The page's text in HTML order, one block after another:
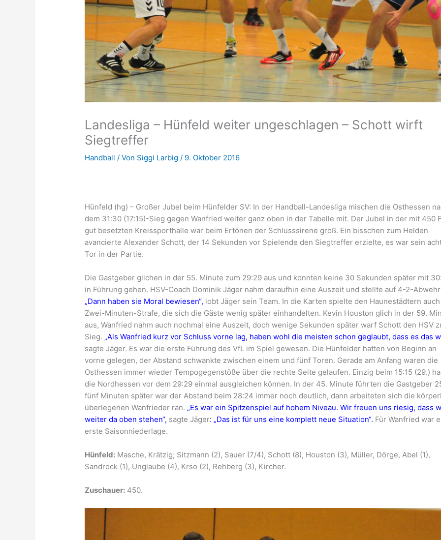
Landesliga – Hünfeld weiter ungeschlagen – Schott wirft
Siegtreffer
Handball / Von Siggi Larbig / 9. Oktober 2016
Hünfeld (hg) – Großer Jubel beim Hünfelder SV: In der Handball-Landesliga mischen die Osthessen
dem 31:30 (17:15)-Sieg gegen Wanfried weiter ganz oben in der Tabelle mit. Der Jubel in der mit 450
gut besetzten Kreissporthalle war beim Ertönen der Schlusssirene groß. Ein bisschen zum Helden
avancierte Alexander Schott, der 14 Sekunden vor Spielende den Siegtreffer erzielte, es war sein
Tor in der Partie.
Die Gastgeber glichen in der 55. Minute zum 29:29 aus und konnten keine 30 Sekunden später mit
in Führung gehen. HSV-Coach Dominik Jäger nahm daraufhin eine Auszeit und stellte auf 4-2-
„Dann haben sie Moral bewiesen“, lobt Jäger sein Team. In die Karten spielte den Haunestädtern
Zwei-Minuten-Strafe, die sich die Gäste wenig später einhandelten. Kevin Houston glich in der 59.
aus, Wanfried nahm auch nochmal eine Auszeit, doch wenige Sekunden später warf Schott den HSV
Sieg. „Als Wanfried kurz vor Schluss vorne lag, haben wohl die meisten schon geglaubt, dass es das
sagte Jäger. Es war die erste Führung des VfL im Spiel gewesen. Die Hünfelder hatten von Beginn an
vorne gelegen, der Abstand schwankte zwischen einem und fünf Toren. Gerade am Anfang waren die
Osthessen immer wieder Tempogegenstöße über die rechte Seite gelaufen. Einzig beim 15:15 (29.)
die Nordhessen vor dem 29:29 einmal ausgleichen können. In der 45. Minute führten die Gastgeber
fünf Minuten später war der Abstand beim 28:24 immer noch deutlich, dann arbeiteten sich die
überlegenen Wanfrieder ran. „Es war ein Spitzenspiel auf hohem Niveau. Wir freuen uns riesig, dass
weiter da oben stehen“, sagte Jäger: „Das ist für uns eine komplett neue Situation“. Für Wanfried war
erste Saisonniederlage.
Hünfeld: Masche, Krätzig; Sitzmann (2), Sauer (7/4), Schott (8), Houston (3), Müller, Dörge, Abel (1),
Sandrock (1), Unglaube (4), Krso (2), Rehberg (3), Kircher.
Zuschauer: 450.